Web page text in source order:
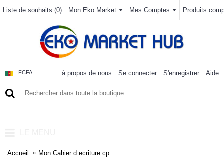
Liste de souhaits (0) Mon Eko Market Mes Comptes Produits
FCFA à propos de nous Se connecter S'enregistrer Aide
Accueil Mon Cahier d ecriture cp